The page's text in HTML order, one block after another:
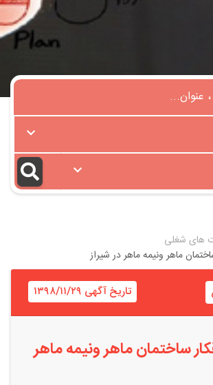
های شغلی
ماهر ونیمه ماهر در شیراز
تاریخ آگهی ۱۳۹۸/۱۱/۲۹
ساختمان ماهر ونیمه ماهر